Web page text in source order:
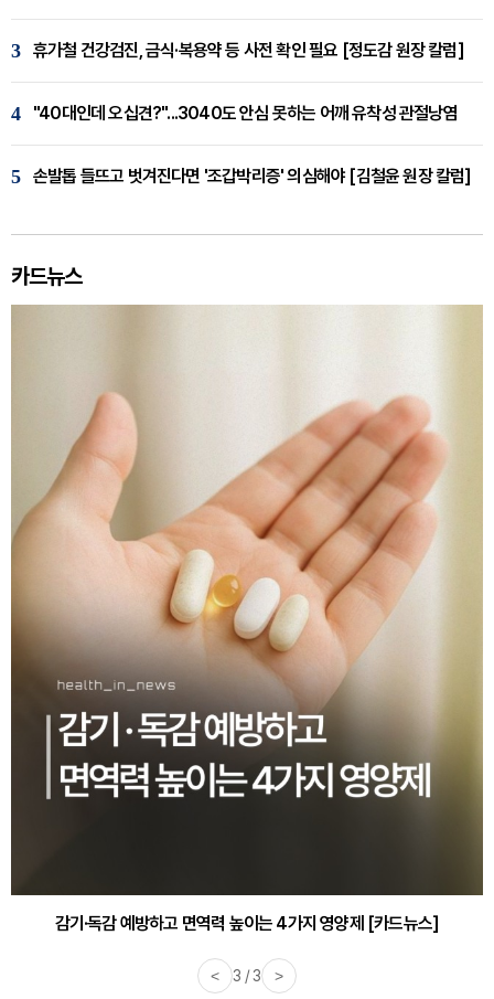
3 휴가철 건강검진, 금식·복용약 등 사전 확인 필요 [정도감 원장 칼럼]
4 "40대인데 오십견?"...3040도 안심 못하는 어깨 유착성 관절낭염
5 손발톱 들뜨고 벗겨진다면 '조갑박리증' 의심해야 [김철윤 원장 칼럼]
카드뉴스
감기·독감 예방하고 면역력 높이는 4가지 영양제 [카드뉴스]
< 3 / 3 >